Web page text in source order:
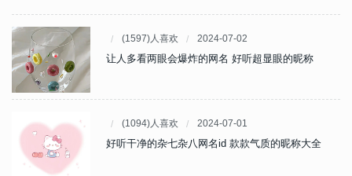
(1597)人喜欢 2024-07-02
让人多看两眼会爆炸的网名 好听超显眼的昵称
(1094)人喜欢 2024-07-01
好听干净的杂七杂八网名id 款款气质的昵称大全